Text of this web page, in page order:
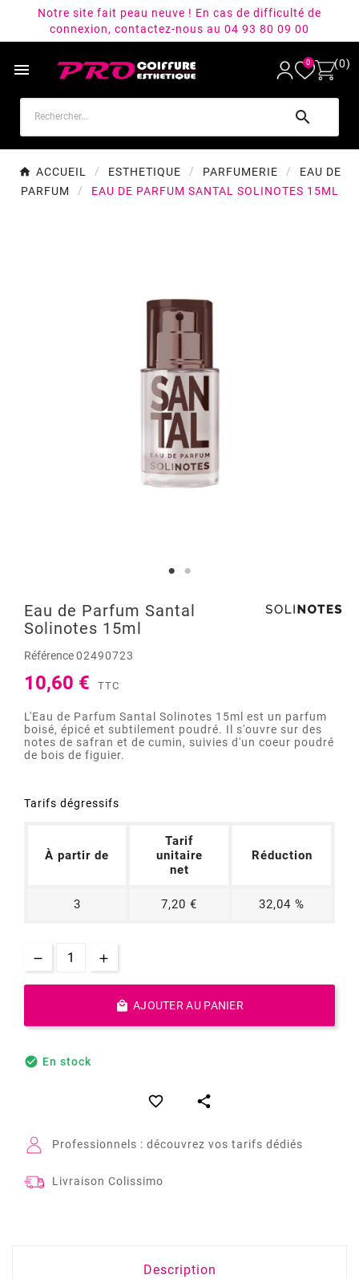
Notre site fait peau neuve ! En cas de difficulté de
connexion, contactez-nous au 04 93 80 09 00
 0 (0)

ACCUEIL ESTHETIQUE PARFUMERIE
EAU DE
PARFUM
EAU DE PARFUM SANTAL SOLINOTES 15ML
Eau de Parfum Santal
Solinotes 15ml
Référence02490723
10,60 € TTC
L'Eau de Parfum Santal Solinotes 15ml est un parfum
boisé, épicé et subtilement poudré. Il s'ouvre sur des
notes de safran et de cumin, suivies d'un coeur poudré
de bois de figuier.
Tarifs dégressifs
À partir de
Tarif
unitaire
net
Réduction
3 7,20 € 32,04 %
 AJOUTER AU PANIER
 En stock
 
Professionnels : découvrez vos tarifs dédiés
Livraison Colissimo
Description